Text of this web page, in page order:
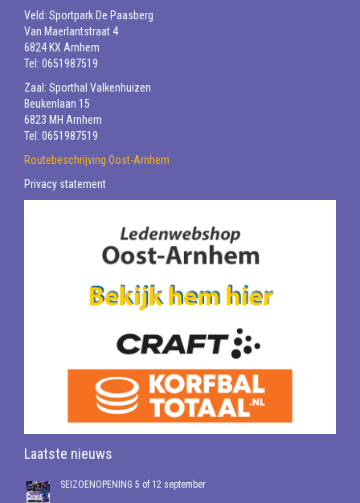
Veld: Sportpark De Paasberg
Van Maerlantstraat 4
6824 KX Arnhem
Tel: 0651987519
Zaal: Sporthal Valkenhuizen
Beukenlaan 15
6823 MH Arnhem
Tel: 0651987519
Routebeschrijving Oost-Arnhem
Privacy statement
Laatste nieuws
SEIZOENOPENING 5 of 12 september